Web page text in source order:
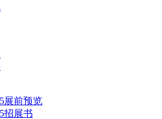
展前预览
招展书